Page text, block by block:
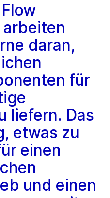
daran,
für
liefern. Das
etwas zu
einen
und einen